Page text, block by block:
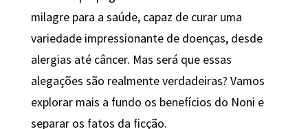
milagre para a saúde, capaz de curar uma
variedade impressionante de doenças, desde
alergias até câncer. Mas será que essas
alegações são realmente verdadeiras? Vamos
explorar mais a fundo os benefícios do Noni e
separar os fatos da ficção.